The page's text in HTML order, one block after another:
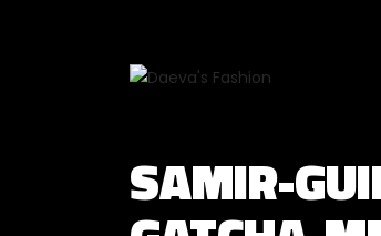
SAMIR-